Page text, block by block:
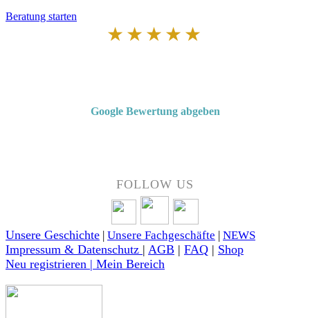
Beratung starten
★★★★★
Google Bewertung abgeben
FOLLOW US
Unsere Geschichte Unsere Fachgeschäfte NEWS
Impressum & Datenschutz | AGB | FAQ | Shop
Neu registrieren | Mein Bereich